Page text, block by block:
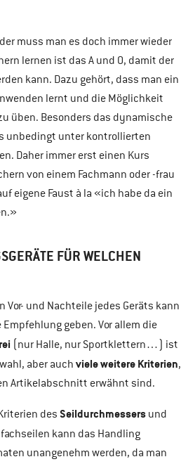
muss man es doch immer wieder
lernen ist das A und O, damit der
kann. Dazu gehört, dass man ein
lernt und die Möglichkeit
üben. Besonders das dynamische
unbedingt unter kontrollierten
Daher immer erst einen Kurs
von einem Fachmann oder -frau
eigene Faust à la «ich habe da ein
FÜR WELCHEN
und Nachteile jedes Geräts kann
geben. Vor allem die
(nur Halle, nur Sportklettern…) ist
aber auch viele weitere Kriterien,
Artikelabschnitt erwähnt sind.
des Seildurchmessers und
kann das Handling
unangenehm werden, da man